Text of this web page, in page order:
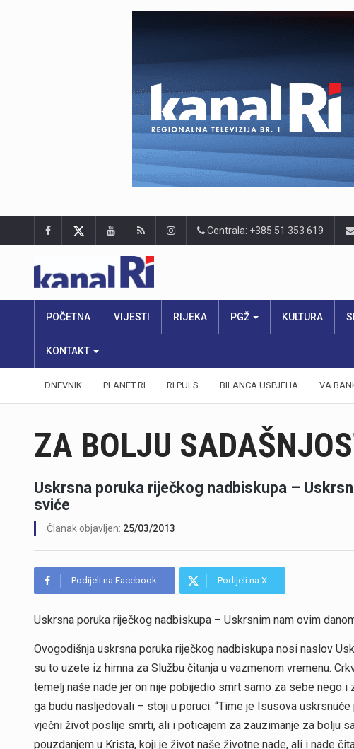
Centrala: +385 51 353 619
POČETNA VIJESTI RIJEKA PGŽ KULTURA
KONTAKT
DNEVNIK PLANET RI RI PULS BILANCA USPJEHA VA
ZA BOLJU
Uskrsna poruka riječkog nadbiskupa –
sviće
Članak objavljen: 25/03/2013
Podijeli na Facebook Podijeli na X
Uskrsna poruka riječkog nadbiskupa – Uskrsnim nam ovim
Ovogodišnja uskrsna poruka riječkog nadbiskupa nosi naslov
su to uzete iz himna za Službu čitanja u vazmenom vremenu.
temelj naše nade jer on nije pobijedio smrt samo za sebe nego
ga budu nasljedovali – stoji u poruci. “Time je Isusova
vječni život poslije smrti, ali i poticajem za zauzimanje za bolju
pouzdanjem u Krista, koji je život naše životne nade, ali i nade